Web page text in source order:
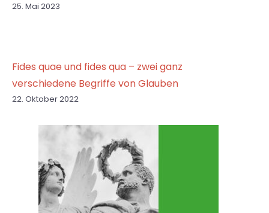
25. Mai 2023
Fides quae und fides qua – zwei ganz
verschiedene Begriffe von Glauben
22. Oktober 2022